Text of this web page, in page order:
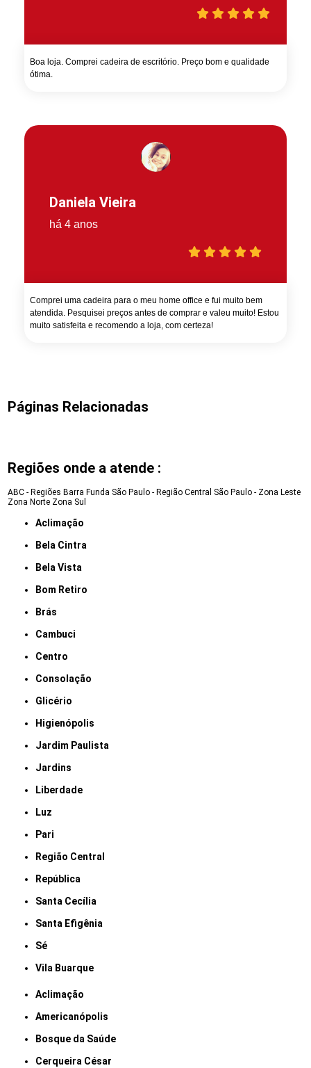
Boa loja. Comprei cadeira de escritório. Preço bom e qualidade
ótima.
Daniela Vieira
há 4 anos
Comprei uma cadeira para o meu home office e fui muito bem
atendida. Pesquisei preços antes de comprar e valeu muito! Estou
muito satisfeita e recomendo a loja, com certeza!
Páginas Relacionadas
Regiões onde a atende :
ABC - Regiões Barra Funda São Paulo - Região Central São Paulo - Zona Leste
Zona Norte Zona Sul
Aclimação
Bela Cintra
Bela Vista
Bom Retiro
Brás
Cambuci
Centro
Consolação
Glicério
Higienópolis
Jardim Paulista
Jardins
Liberdade
Luz
Pari
Região Central
República
Santa Cecília
Santa Efigênia
Sé
Vila Buarque
Aclimação
Americanópolis
Bosque da Saúde
Cerqueira César